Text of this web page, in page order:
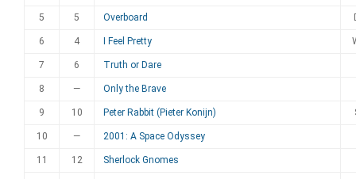
5 5 Overboard
6 4 I Feel Pretty
7 6 Truth or Dare
8 — Only the Brave
9 10 Peter Rabbit (Pieter Konijn)
10 — 2001: A Space Odyssey
11 12 Sherlock Gnomes